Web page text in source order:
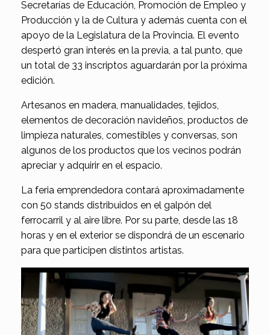
Secretarías de Educación, Promoción de Empleo y
Producción y la de Cultura y además cuenta con el
apoyo de la Legislatura de la Provincia. El evento
despertó gran interés en la previa, a tal punto, que
un total de 33 inscriptos aguardarán por la próxima
edición.
Artesanos en madera, manualidades, tejidos,
elementos de decoración navideños, productos de
limpieza naturales, comestibles y conversas, son
algunos de los productos que los vecinos podrán
apreciar y adquirir en el espacio.
La feria emprendedora contará aproximadamente
con 50 stands distribuidos en el galpón del
ferrocarril y al aire libre. Por su parte, desde las 18
horas y en el exterior se dispondrá de un escenario
para que participen distintos artistas.